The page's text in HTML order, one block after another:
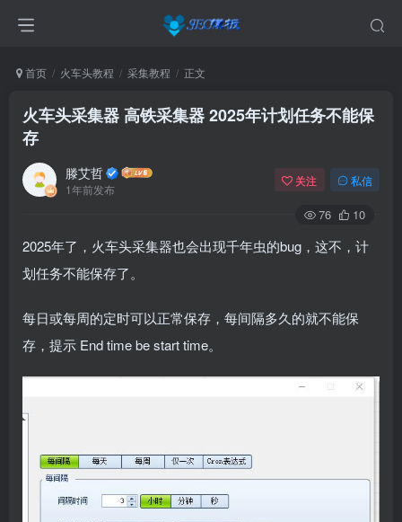
首页 火车头教程 采集教程 正文
火车头采集器 高铁采集器 2025年计划任务不能保
存
滕艾哲
1年前发布
关注 私信
76 10
2025年了，火车头采集器也会出现千年虫的bug，这不，计
划任务不能保存了。
每日或每周的定时可以正常保存，每间隔多久的就不能保
存，提示 End time be start time。